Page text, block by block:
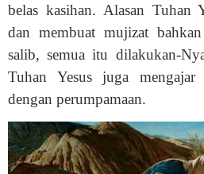
belas kasihan. Alasan Tuhan
dan membuat mujizat
salib, semua itu dilakukan-
Tuhan Yesus juga mengajar
dengan perumpamaan.